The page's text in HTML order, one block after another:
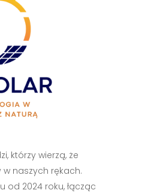
którzy wierzą, że
w naszych rękach.
od 2024 roku, łącząc